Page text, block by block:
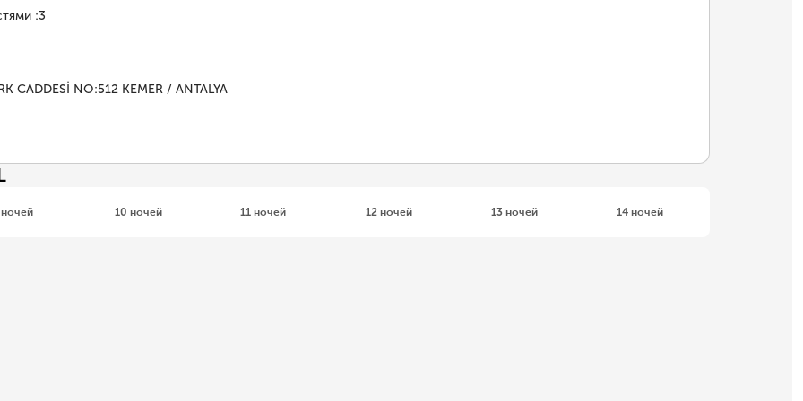
:3
CADDESİ NO:512 KEMER / ANTALYA
10 ночей 11 ночей 12 ночей 13 ночей 14 ночей